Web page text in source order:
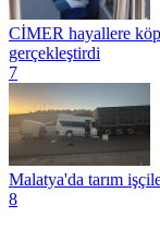
CİMER hayallere
gerçekleştirdi
7
Malatya'da tarım
8